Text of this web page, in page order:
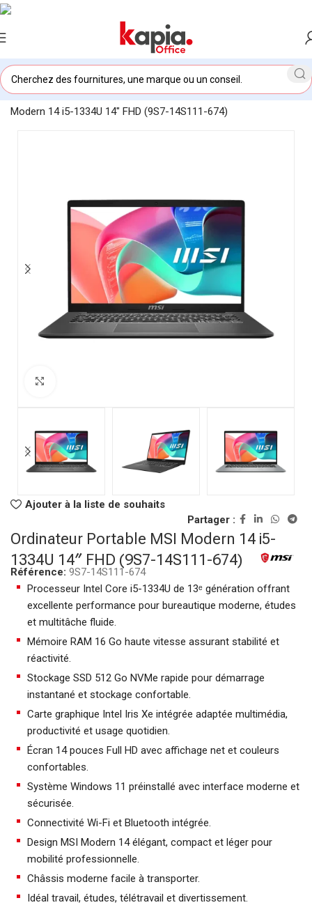
Accueil/KAPIA OFFICE MAROC/Ordinateur Portable MSI
Modern 14 i5-1334U 14″ FHD (9S7-14S111-674)
Ajouter à la liste de souhaits
Partager :
Ordinateur Portable MSI Modern 14 i5-
1334U 14″ FHD (9S7-14S111-674)
Référence: 9S7-14S111-674
Processeur Intel Core i5-1334U de 13ᵉ génération offrant
excellente performance pour bureautique moderne, études
et multitâche fluide.
Mémoire RAM 16 Go haute vitesse assurant stabilité et
réactivité.
Stockage SSD 512 Go NVMe rapide pour démarrage
instantané et stockage confortable.
Carte graphique Intel Iris Xe intégrée adaptée multimédia,
productivité et usage quotidien.
Écran 14 pouces Full HD avec affichage net et couleurs
confortables.
Système Windows 11 préinstallé avec interface moderne et
sécurisée.
Connectivité Wi-Fi et Bluetooth intégrée.
Design MSI Modern 14 élégant, compact et léger pour
mobilité professionnelle.
Châssis moderne facile à transporter.
Idéal travail, études, télétravail et divertissement.